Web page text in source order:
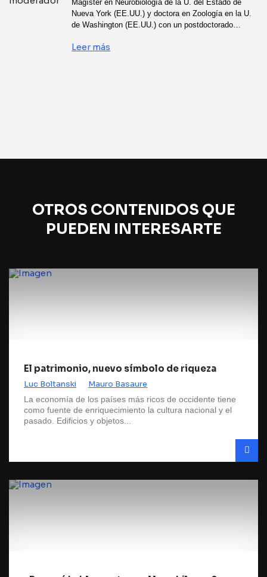
Magíster en Neurobiología de la U. del Estado de
Nueva York (EE.UU.) y doctora en Zoología en la U.
de Washington (EE.UU.) con un postdoctorado…
Leer más
OTROS CONTENIDOS QUE
PUEDEN INTERESARTE
El patrimonio, nuevo símbolo de riqueza
Luc Boltanski Mauro Basaure
La economía de los países más ricos de occidente tiene
como fuente de enriquecimiento la cultura nacional y el
pasado. Edificios y objetos...